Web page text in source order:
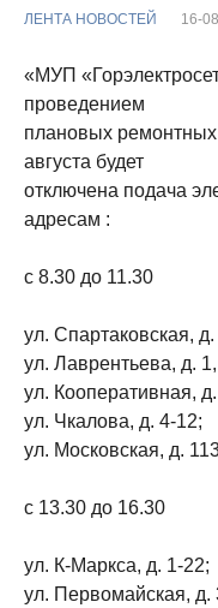
ЛЕНТА НОВОСТЕЙ 16-
«МУП
проведением
плановых
августа будет
отключена подача
адресам :
с 8.30 до 11.30
ул. Спартаковская, д.
ул. Лаврентьева, д. 1,
ул. Кооперативная,
ул. Чкалова, д. 4-12;
ул. Московская, д.
с 13.30 до 16.30
ул. К-Маркса, д. 1-22;
ул. Первомайская, д.